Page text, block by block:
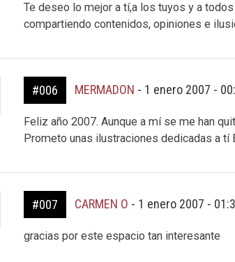
Te deseo lo mejor a tí,a los tuyos y a
compartiendo contenidos, opiniones e
#006 MERMADON - 1 enero 2007 -
Feliz año 2007. Aunque a mí se me han
Prometo unas ilustraciones dedicadas a tí
#007 CARMEN O - 1 enero 2007 -
gracias por este espacio tan interesante